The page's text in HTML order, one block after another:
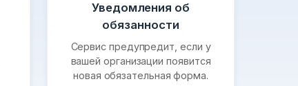
Уведомления об
обязанности
Сервис предупредит, если у
вашей организации появится
новая обязательная форма.